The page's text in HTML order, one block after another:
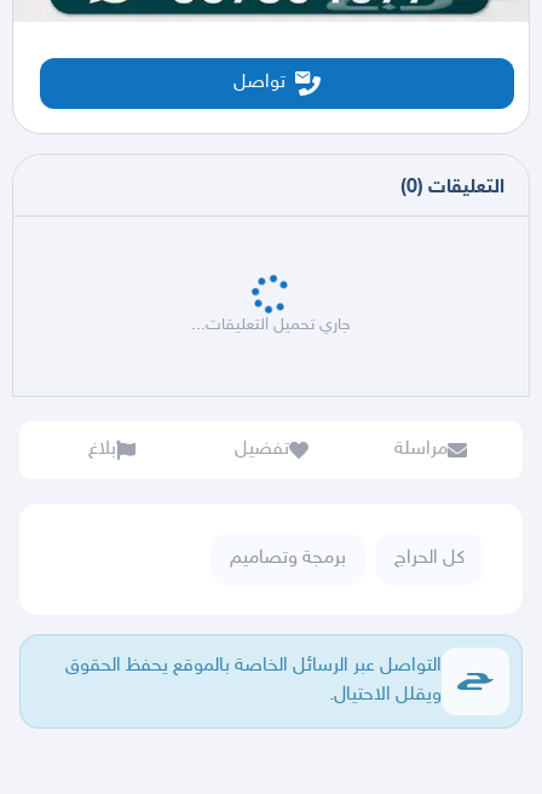
تواصل
التعليقات (
0
)
جاري تحميل التعليقات...
مراسلة تفضيل بلاغ
كل الحراج برمجة وتصاميم
التواصل عبر الرسائل الخاصة بالموقع يحفظ الحقوق
ويقلل الاحتيال.